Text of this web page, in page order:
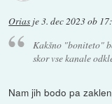
Orias je3. dec 2023 ob
Kakšno "boniteto"
skor vse kanale
Nam jih bodo pa